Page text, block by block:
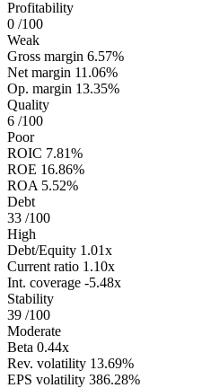
Profitability
0 /100
Weak
Gross margin 6.57%
Net margin 11.06%
Op. margin 13.35%
Quality
6 /100
Poor
ROIC 7.81%
ROE 16.86%
ROA 5.52%
Debt
33 /100
High
Debt/Equity 1.01x
Current ratio 1.10x
Int. coverage -5.48x
Stability
39 /100
Moderate
Beta 0.44x
Rev. volatility 13.69%
EPS volatility 386.28%